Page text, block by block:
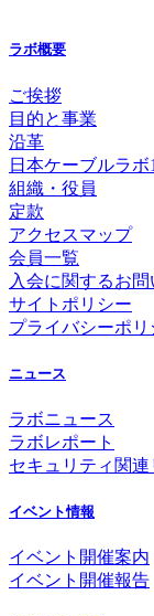
ラボ概要
ご挨拶
目的と事業
沿革
日本ケーブルラ
組織・役員
定款
アクセスマップ
会員一覧
入会に関するお
サイトポリシー
プライバシーポリ
ニュース
ラボニュース
ラボレポート
セキュリティ関
イベント情報
イベント開催案内
イベント開催報告